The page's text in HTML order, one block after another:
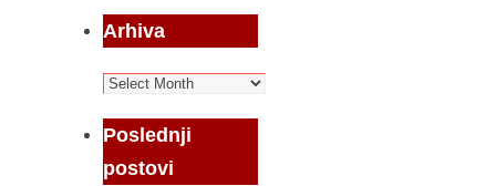
Arhiva
Arhiva
Poslednji
postovi